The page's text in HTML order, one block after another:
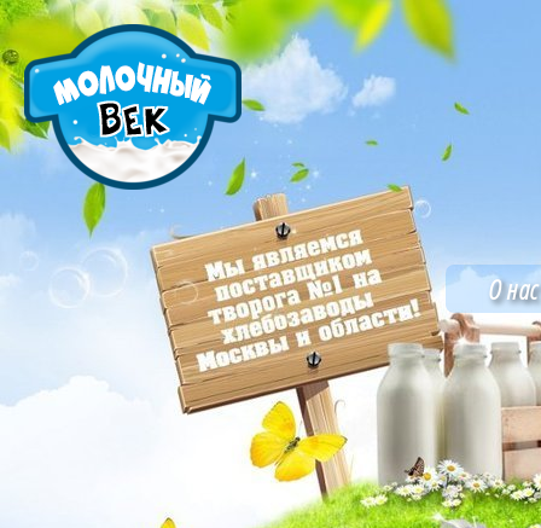
О нас